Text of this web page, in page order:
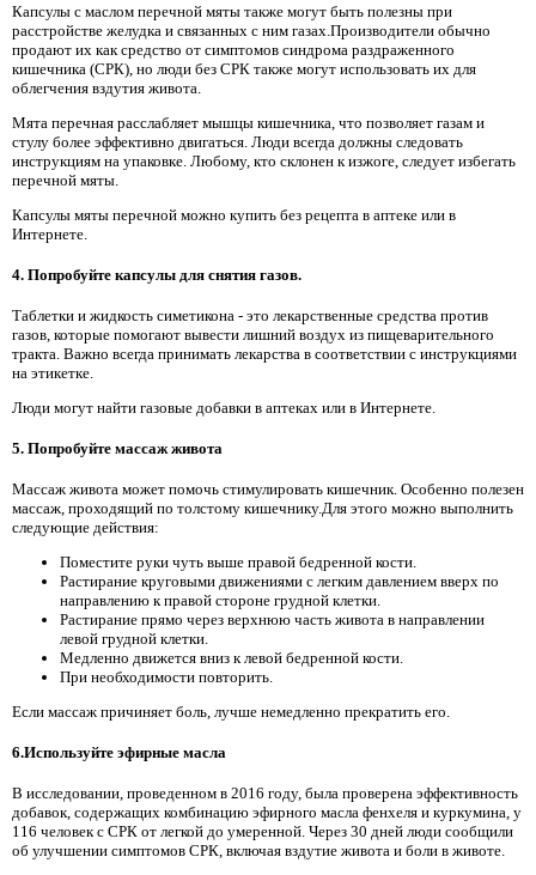
Капсулы с маслом перечной мяты также могут быть полезны при
расстройстве желудка и связанных с ним газах.Производители обычно
продают их как средство от симптомов синдрома раздраженного
кишечника (СРК), но люди без СРК также могут использовать их для
облегчения вздутия живота.
Мята перечная расслабляет мышцы кишечника, что позволяет газам и
стулу более эффективно двигаться. Люди всегда должны следовать
инструкциям на упаковке. Любому, кто склонен к изжоге, следует избегать
перечной мяты.
Капсулы мяты перечной можно купить без рецепта в аптеке или в
Интернете.
4. Попробуйте капсулы для снятия газов.
Таблетки и жидкость симетикона - это лекарственные средства против
газов, которые помогают вывести лишний воздух из пищеварительного
тракта. Важно всегда принимать лекарства в соответствии с инструкциями
на этикетке.
Люди могут найти газовые добавки в аптеках или в Интернете.
5. Попробуйте массаж живота
Массаж живота может помочь стимулировать кишечник. Особенно полезен
массаж, проходящий по толстому кишечнику.Для этого можно выполнить
следующие действия:
Поместите руки чуть выше правой бедренной кости.
Растирание круговыми движениями с легким давлением вверх по
направлению к правой стороне грудной клетки.
Растирание прямо через верхнюю часть живота в направлении
левой грудной клетки.
Медленно движется вниз к левой бедренной кости.
При необходимости повторить.
Если массаж причиняет боль, лучше немедленно прекратить его.
6.Используйте эфирные масла
В исследовании, проведенном в 2016 году, была проверена эффективность
добавок, содержащих комбинацию эфирного масла фенхеля и куркумина, у
116 человек с СРК от легкой до умеренной. Через 30 дней люди сообщили
об улучшении симптомов СРК, включая вздутие живота и боли в животе.